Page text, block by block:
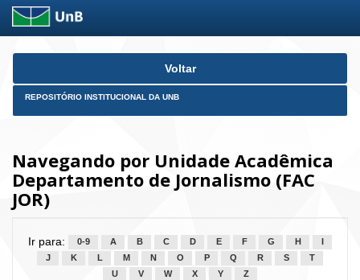
Skip
Voltar
REPOSITÓRIO INSTITUCIONAL DA UNB
Navegando por Unidade Acadêmica
Departamento de Jornalismo (FAC
JOR)
Ir para: 0-9 A B C D E F G H
J
K L M N O P Q R S
T
U
V W X Y Z